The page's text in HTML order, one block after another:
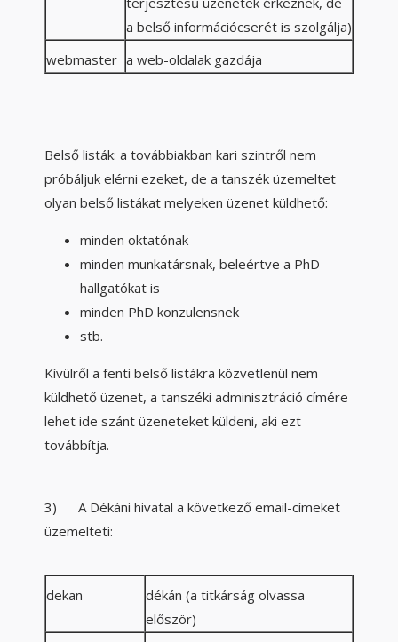
a belső információcserét is szolgálja)
webmaster a web-oldalak gazdája
Belső listák: a továbbiakban kari szintről nem
próbáljuk elérni ezeket, de a tanszék üzemeltet
olyan belső listákat melyeken üzenet küldhető:
minden oktatónak
minden munkatársnak, beleértve a PhD
hallgatókat is
minden PhD konzulensnek
stb.
Kívülről a fenti belső listákra közvetlenül nem
küldhető üzenet, a tanszéki adminisztráció címére
lehet ide szánt üzeneteket küldeni, aki ezt
továbbítja.
3) A Dékáni hivatal a következő email-címeket
üzemelteti:
dekan
dékán (a titkárság olvassa
először)